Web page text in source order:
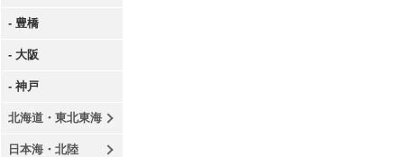
- 豊橋
- 大阪
- 神戸
北海道・東北東海
日本海・北陸